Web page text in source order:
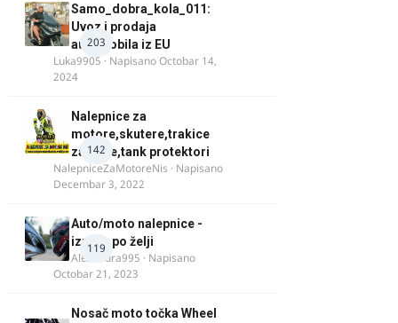
203
Samo_dobra_kola_011:
Uvoz i prodaja
automobila iz EU
Luka9905 · NapisanoOctobar 14,
2024
142
Nalepnice za
motore,skutere,trakice
za felne,tank protektori
NalepniceZaMotoreNis · Napisano
Decembar 3, 2022
119
Auto/moto nalepnice -
izrada po želji
Alexandra995 · Napisano
Octobar 21, 2023
Nosač moto točka Wheel